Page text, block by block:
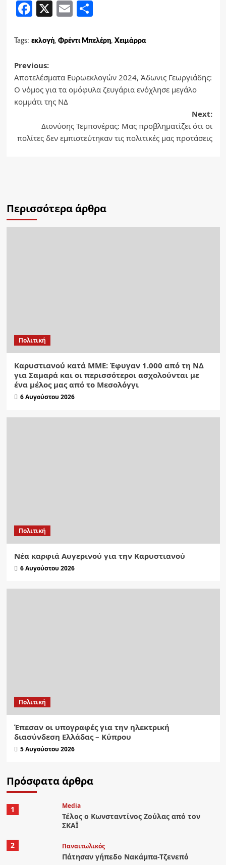
Facebook
X Email
Tags: εκλογή, Φρέντι Μπελέρη, Χειμάρρα
Post
navigation
Previous:
Αποτελέσματα Ευρωεκλογών 2024, Άδωνις Γεωργιάδης:
Ο νόμος για τα ομόφυλα ζευγάρια ενόχλησε μεγάλο
κομμάτι της ΝΔ
Next:
Διονύσης Τεμπονέρας: Μας προβληματίζει ότι οι
πολίτες δεν εμπιστεύτηκαν τις πολιτικές μας προτάσεις
Περισσότερα άρθρα
Πολιτική
Καρυστιανού κατά ΜΜΕ: Έφυγαν 1.000 από τη ΝΔ
για Σαμαρά και οι περισσότεροι ασχολούνται με
ένα μέλος μας από το Μεσολόγγι
6 Αυγούστου 2026
Πολιτική
Νέα καρφιά Αυγερινού για την Καρυστιανού
6 Αυγούστου 2026
Πολιτική
Έπεσαν οι υπογραφές για την ηλεκτρική
διασύνδεση Ελλάδας – Κύπρου
5 Αυγούστου 2026
Πρόσφατα άρθρα
1 Media
Τέλος ο Κωνσταντίνος Ζούλας από τον
ΣΚΑΪ
2 Παναιτωλικός
Πάτησαν γήπεδο Νακάμπα-Τζενεπό